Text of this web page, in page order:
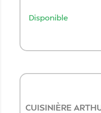
Disponible
CUISINIÈRE